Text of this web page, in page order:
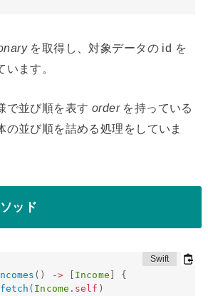
を取得し、対象データの id を
ます。
で並び順を表す orderを持っている
の並び順を詰める処理をしていま
ッド
( ) -> Income
{
fetch ( Income . self )